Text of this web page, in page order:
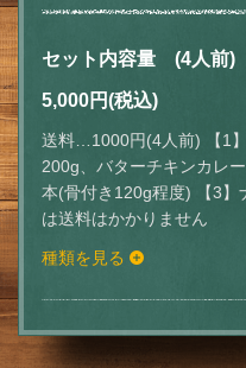
セット内容量 (4人前)
5,000円(税込)
送料…1000円(4人前) 【1
200g、バターチキンカレ
本(骨付き120g程度) 【3
は送料はかかりません
種類を見る